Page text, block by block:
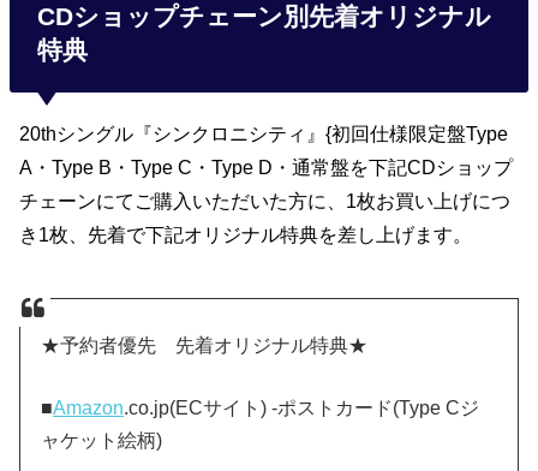
CDショップチェーン別先着オリジナル
特典
20thシングル『シンクロニシティ』{初回仕様限定盤Type
A・Type B・Type C・Type D・通常盤を下記CDショップ
チェーンにてご購入いただいた方に、1枚お買い上げにつ
き1枚、先着で下記オリジナル特典を差し上げます。
★予約者優先 先着オリジナル特典★
■Amazon.co.jp(ECサイト) -ポストカード(Type Cジ
ャケット絵柄)